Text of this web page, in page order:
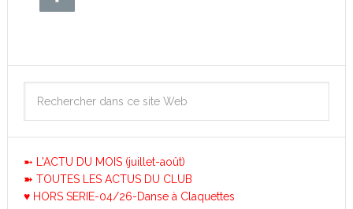
➼ L'ACTU DU MOIS (juillet-août)
➽ TOUTES LES ACTUS DU CLUB
♥ HORS SERIE-04/26-Danse à Claquettes